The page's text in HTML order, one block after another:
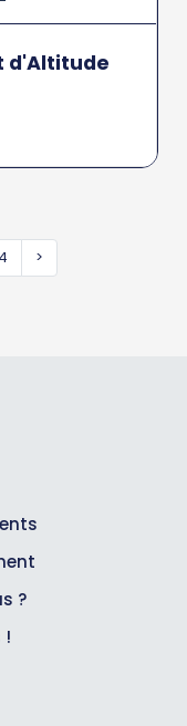
d'Altitude
4 >
?
!